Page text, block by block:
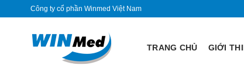
Công ty cổ phần Winmed Việt Nam
TRANG CHỦ GIỚI